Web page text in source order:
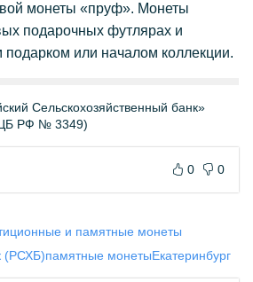
монеты «пруф». Монеты
подарочных футлярах и
или началом коллекции.
Сельскохозяйственный банк»
РФ № 3349)
0 0
и памятные монеты
(РСХБ)памятные монетыЕкатеринбург